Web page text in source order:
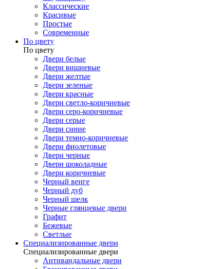
Классические
Красивые
Простые
Современные
По цвету
По цвету
Двери белые
Двери вишневые
Двери желтые
Двери зеленые
Двери красные
Двери светло-коричневые
Двери серо-коричневые
Двери серые
Двери синие
Двери темно-коричневые
Двери фиолетовые
Двери черные
Двери шоколадные
Двери коричневые
Черный венге
Черный дуб
Черный шелк
Черные глянцевые двери
Графит
Бежевые
Светлые
Специализированные двери
Специализированные двери
Антивандальные двери